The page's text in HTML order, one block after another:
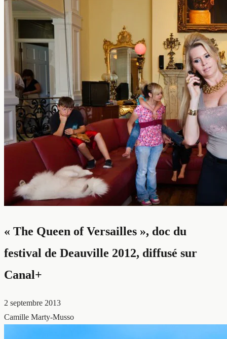
« The Queen of Versailles », doc du
festival de Deauville 2012, diffusé sur
Canal+
2 septembre 2013
Camille Marty-Musso